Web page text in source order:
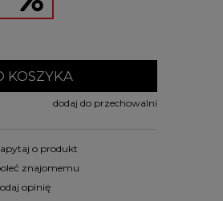
KOSZYKA
dodaj do przechowalni
o produkt
znajomemu
opinię